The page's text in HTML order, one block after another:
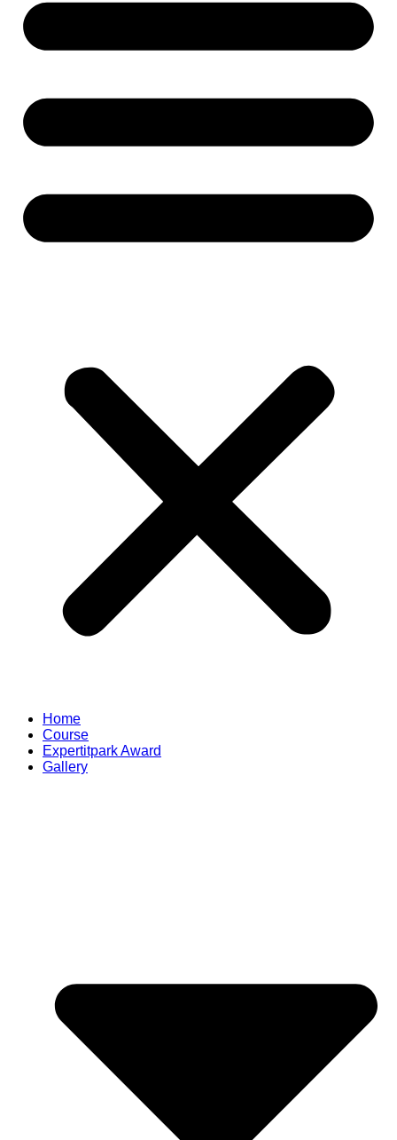
Home
Course
Expertitpark Award
Gallery